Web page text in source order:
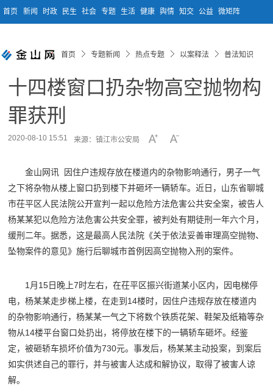
首页 新闻 时政 民生 社会 专题 生活 健康 舆情 知交 公益 微矩阵
首页 专题新闻 热点专题 以案释法 普法知识
十四楼窗口扔杂物高空抛物构
罪获刑
2020-08-10 15:51 来源：镇江市公安局
金山网讯 因住户违规存放在楼道内的杂物影响通行，男子一气
之下将杂物从楼上窗口扔到楼下并砸坏一辆轿车。近日，山东省聊城
市茌平区人民法院公开宣判一起以危险方法危害公共安全案，被告人
杨某某犯以危险方法危害公共安全罪，被判处有期徒刑一年六个月，
缓刑二年。据悉，这是最高人民法院《关于依法妥善审理高空抛物、
坠物案件的意见》施行后聊城市首例因高空抛物入刑的案件。
1月15日晚上7时左右，在茌平区振兴街道某小区内，因电梯停
电，杨某某走步梯上楼，在走到14楼时，因住户违规存放在楼道内
的杂物影响通行，杨某某一气之下将数个铁质花架、鞋架及纸箱等杂
物从14楼平台窗口处扔出，将停放在楼下的一辆轿车砸坏。经鉴
定，被砸轿车损坏价值为730元。事发后，杨某某主动投案，到案后
如实供述自己的罪行，并与被害人达成和解协议，取得了被害人谅
解。